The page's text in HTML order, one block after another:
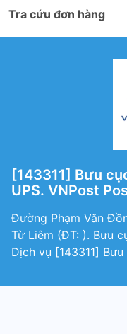
Tra cứu đơn hàng
[143311] Bưu
UPS. VNPost
Đường Phạm Văn
Từ Liêm (ÐT: ). Bưu
Dịch vụ [143311]